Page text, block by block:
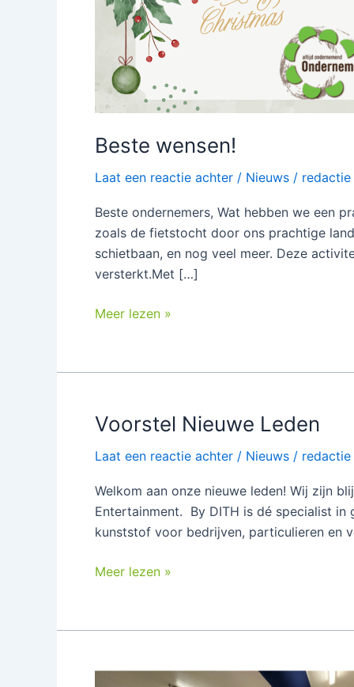
Beste wensen!
Laat een reactie achter / Nieuws / redactie
Beste ondernemers, Wat hebben we een
zoals de fietstocht door ons prachtige
schietbaan, en nog veel meer. Deze
versterkt.Met […]
Meer lezen »
Voorstel Nieuwe Leden
Laat een reactie achter / Nieuws / redactie
Welkom aan onze nieuwe leden! Wij zijn
Entertainment. By DITH is dé specialist in
kunststof voor bedrijven, particulieren en
Voorstel
Leden
Meer lezen »
Worstenbroodjes